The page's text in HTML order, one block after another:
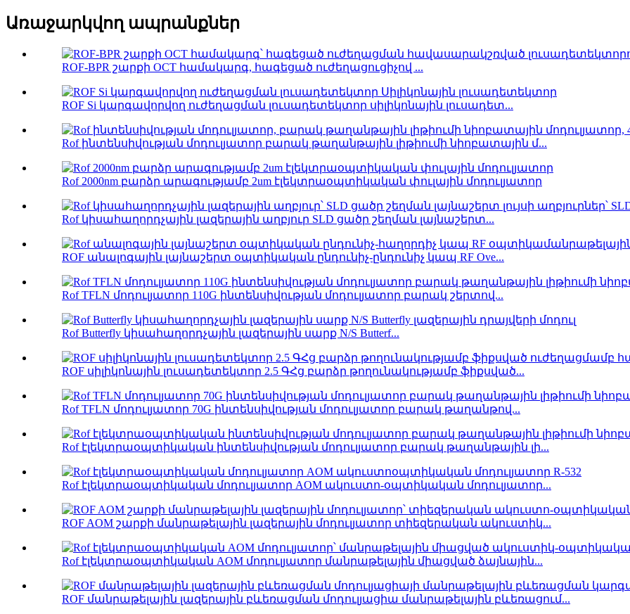
Առաջարկվող ապրանքներ
ROF-BPR շարքի OCT համակարգ, հագեցած ուժեղացուցիչով ...
ROF Si կարգավորվող ուժեղացման լուսադետեկտոր սիլիկոնային լուսադետ...
Rof ինտենսիվության մոդուլյատոր բարակ թաղանթային լիթիումի նիոբատային մ...
Rof 2000nm բարձր արագությամբ 2um էլեկտրաօպտիկական փուլային մոդուլյատոր
Rof կիսահաղորդչային լազերային աղբյուր SLD ցածր շեղման լայնաշերտ...
ROF անալոգային լայնաշերտ օպտիկական ընդունիչ-ընդունիչ կապ RF Ove...
Rof TFLN մոդուլյատոր 110G ինտենսիվության մոդուլյատոր բարակ շերտով...
Rof Butterfly կիսահաղորդչային լազերային սարք N/S Butterf...
ROF սիլիկոնային լուսադետեկտոր 2.5 ԳՀց բարձր թողունակությամբ ֆիքսված...
Rof TFLN մոդուլյատոր 70G ինտենսիվության մոդուլյատոր բարակ թաղանթով...
Rof էլեկտրաօպտիկական ինտենսիվության մոդուլյատոր բարակ թաղանթային լի...
Rof էլեկտրաօպտիկական մոդուլյատոր AOM ակուստո-օպտիկական մոդուլյատոր...
ROF AOM շարքի մանրաթելային լազերային մոդուլյատոր տիեզերական ակուստիկ...
Rof էլեկտրաօպտիկական AOM մոդուլյատոր մանրաթելային միացված ձայնային...
ROF մանրաթելային լազերային բևեռացման մոդուլյացիա մանրաթելային բևեռացում...